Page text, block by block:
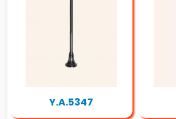
Y.A.5347